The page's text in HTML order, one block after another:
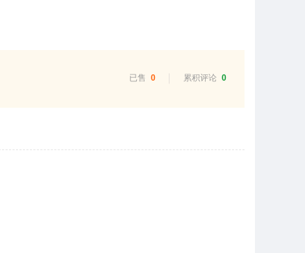
已售 0 累积评论 0